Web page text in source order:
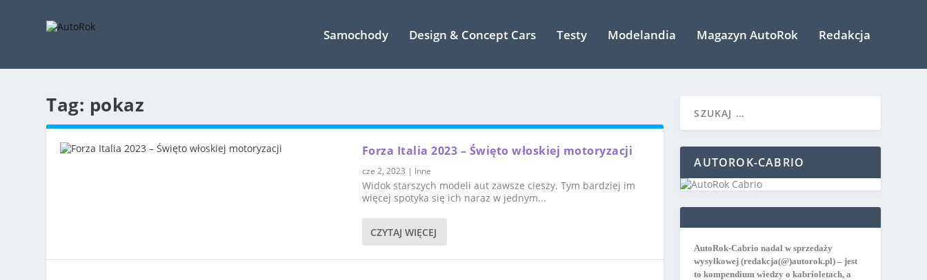
Samochody Design & Concept Cars Testy Modelandia Magazyn AutoRok Redakcja
Tag: pokaz
Forza Italia 2023 – Święto włoskiej motoryzacji
cze 2, 2023 | Inne
Widok starszych modeli aut zawsze cieszy. Tym bardziej im
więcej spotyka się ich naraz w jednym...
CZYTAJ WIĘCEJ
AUTOROK-CABRIO
AutoRok-Cabrio nadal w sprzedaży
wysyłkowej(redakcja(@)autorok.pl) – jest
to kompendium wiedzy o kabrioletach, a